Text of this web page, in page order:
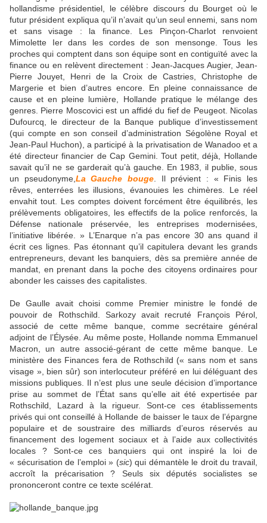
hollandisme présidentiel, le célèbre discours du Bourget où le
futur président expliqua qu’il n’avait qu’un seul ennemi, sans nom
et sans visage : la finance. Les Pinçon-Charlot renvoient
Mimolette Ier dans les cordes de son mensonge. Tous les
proches qui comptent dans son équipe sont en contiguïté avec la
finance ou en relèvent directement : Jean-Jacques Augier, Jean-
Pierre Jouyet, Henri de la Croix de Castries, Christophe de
Margerie et bien d’autres encore. En pleine connaissance de
cause et en pleine lumière, Hollande pratique le mélange des
genres. Pierre Moscovici est un affidé du fief de Peugeot. Nicolas
Dufourcq, le directeur de la Banque publique d’investissement
(qui compte en son conseil d’administration Ségolène Royal et
Jean-Paul Huchon), a participé à la privatisation de Wanadoo et a
été directeur financier de Cap Gemini. Tout petit, déjà, Hollande
savait qu’il ne se garderait qu’à gauche. En 1983, il publie, sous
un pseudonyme, La Gauche bouge . Il prévient : « Finis les
rêves, enterrées les illusions, évanouies les chimères. Le réel
envahit tout. Les comptes doivent forcément être équilibrés, les
prélèvements obligatoires, les effectifs de la police renforcés, la
Défense nationale préservée, les entreprises modernisées,
l’initiative libérée. » L’Enarque n’a pas encore 30 ans quand il
écrit ces lignes. Pas étonnant qu’il capitulera devant les grands
entrepreneurs, devant les banquiers, dès sa première année de
mandat, en prenant dans la poche des citoyens ordinaires pour
abonder les caisses des capitalistes.
De Gaulle avait choisi comme Premier ministre le fondé de
pouvoir de Rothschild. Sarkozy avait recruté François Pérol,
associé de cette même banque, comme secrétaire général
adjoint de l’Élysée. Au même poste, Hollande nomma Emmanuel
Macron, un autre associé-gérant de cette même banque. Le
ministère des Finances fera de Rothschild (« sans nom et sans
visage », bien sûr) son interlocuteur préféré en lui déléguant des
missions publiques. Il n’est plus une seule décision d’importance
prise au sommet de l’État sans qu’elle ait été expertisée par
Rothschild, Lazard à la rigueur. Sont-ce ces établissements
privés qui ont conseillé à Hollande de baisser le taux de l’épargne
populaire et de soustraire des milliards d’euros réservés au
financement des logement sociaux et à l’aide aux collectivités
locales ? Sont-ce ces banquiers qui ont inspiré la loi de
« sécurisation de l’emploi » (sic) qui démantèle le droit du travail,
accroît la précarisation ? Seuls six députés socialistes se
prononceront contre ce texte scélérat.